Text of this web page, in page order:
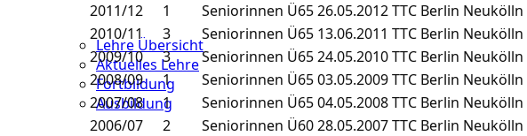
Lehre Übersicht
Aktuelles Lehre
Fortbildung
Ausbildung
2011/12
1 Seniorinnen Ü6526.05.2012TTC Berlin Neukölln
2010/11
3 Seniorinnen Ü65 13.06.2011 TTC Berlin Neukölln
2009/10
3 Seniorinnen Ü6524.05.2010TTC Berlin Neukölln
2008/09
1 Seniorinnen Ü6503.05.2009TTC Berlin Neukölln
2007/08
1 Seniorinnen Ü6504.05.2008TTC Berlin Neukölln
2006/07
2 Seniorinnen Ü6028.05.2007TTC Berlin Neukölln